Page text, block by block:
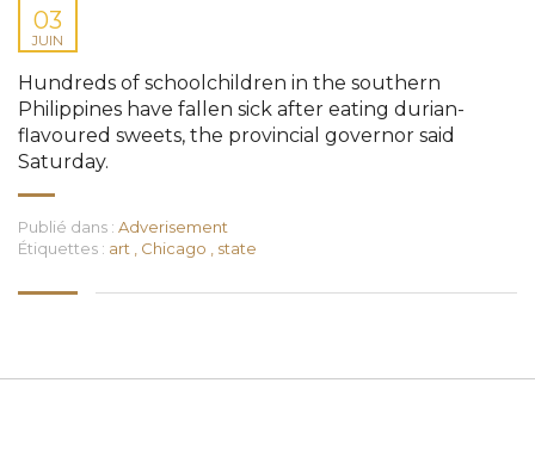
03
JUIN
Hundreds of schoolchildren in the southern
Philippines have fallen sick after eating durian-
flavoured sweets, the provincial governor said
Saturday.
Publié dans : Adverisement
Étiquettes : art Chicago state